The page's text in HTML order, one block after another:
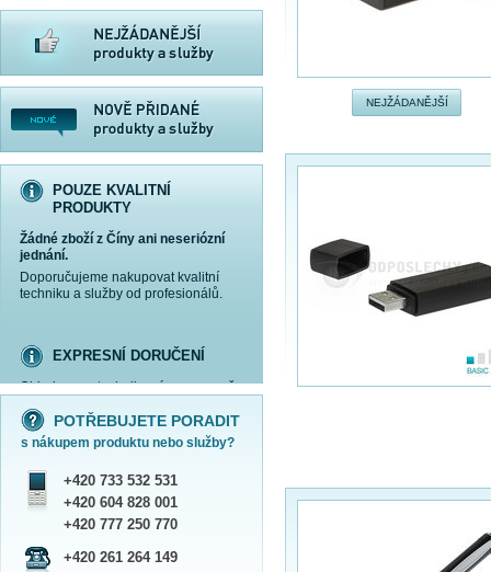
POUZE KVALITNÍ
PRODUKTY
Žádné zboží z Číny ani neseriózní
jednání.
Doporučujeme nakupovat kvalitní
techniku a služby od profesionálů.
více informací »
EXPRESNÍ DORUČENÍ
Objednanou techniku vám expresně
Praha - DNES
ČR - ZÍTRA DO 17 HODIN
Dále zasíláme zboží Obchodním
balíkem České pošty nebo přepravní
službou PPL.
více informací »
SHOWROOM PRAHA
Náš sortiment si můžete
prohlédnout, vyzkoušet a zakoupit
více informací »
více informací »
POTŘEBUJETE PORADIT
s nákupem produktu nebo služby?
+420 733 532 531
+420 604 828 001
+420 777 250 770
+420 261 264 149
NEJŽÁDANĚJŠÍ